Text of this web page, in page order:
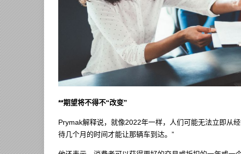
**期望将不得不“改变”
Prymak解释说，就像2022年一样，人们可能无法立即从
待几个月的时间才能让那辆车到达。”